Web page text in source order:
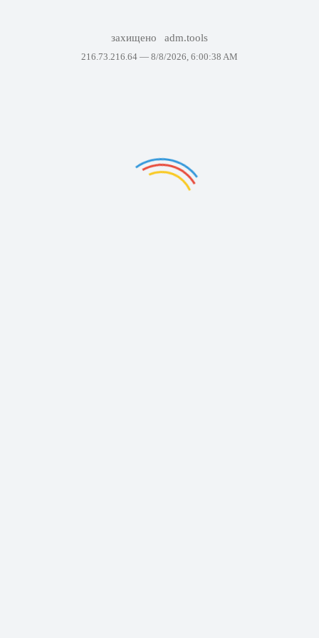
захищено adm.tools
216.73.216.64 — 8/8/2026, 6:00:38 AM